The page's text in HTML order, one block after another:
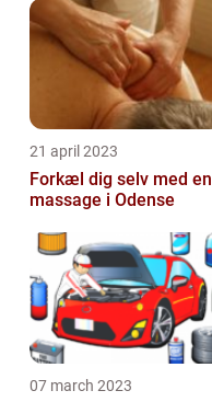
21 april 2023
Forkæl dig selv med en
massage i Odense
07 march 2023